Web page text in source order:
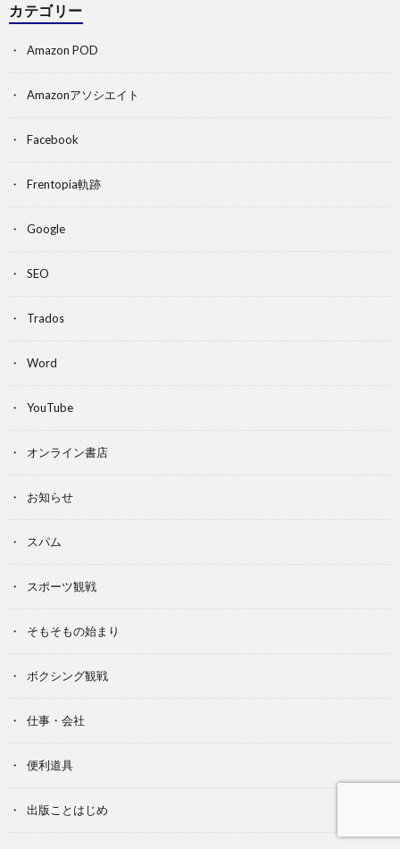
カテゴリー
Amazon POD
Amazonアソシエイト
Facebook
Frentopia軌跡
Google
SEO
Trados
Word
YouTube
オンライン書店
お知らせ
スパム
スポーツ観戦
そもそもの始まり
ボクシング観戦
仕事・会社
便利道具
出版ことはじめ